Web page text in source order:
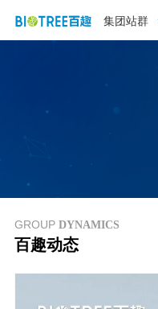
集团站群
GROUP DYNAMICS
百趣动态